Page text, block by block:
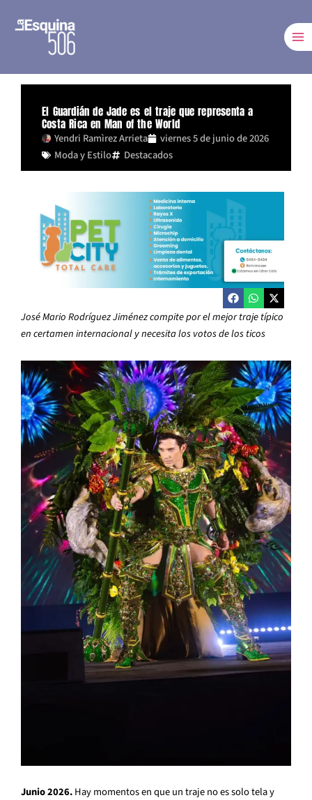
El Guardián de Jade es el traje que representa a
Costa Rica en Man of the World
Yendri Ramìrez Arrieta
viernes 5 de junio de 2026
Moda y Estilo
Destacados
José Mario Rodríguez Jiménez compite por el mejor traje típico
en certamen internacional y necesita los votos de los ticos
Junio 2026.Hay momentos en que un traje no es solo tela y